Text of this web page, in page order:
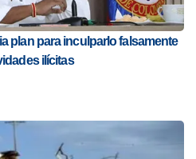
plan para inculparlo falsamente
ilícitas